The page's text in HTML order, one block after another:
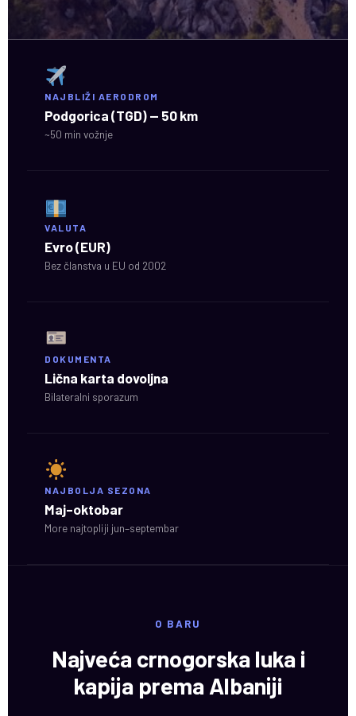
NAJBLIŽI AERODROM
Podgorica (TGD) — 50 km
~50 min vožnje
VALUTA
Evro (EUR)
Bez članstva u EU od 2002
DOKUMENTA
Lična karta dovoljna
Bilateralni sporazum
NAJBOLJA SEZONA
Maj–oktobar
More najtopliji jun–septembar
O BARU
Najveća crnogorska luka i
kapija prema Albaniji